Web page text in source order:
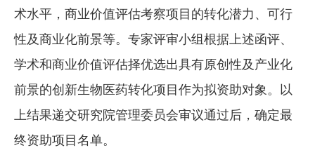
术水平，商业价值评估考察项目的转化潜力、可行
性及商业化前景等。专家评审小组根据上述函评、
学术和商业价值评估择优选出具有原创性及产业化
前景的创新生物医药转化项目作为拟资助对象。以
上结果递交研究院管理委员会审议通过后，确定最
终资助项目名单。